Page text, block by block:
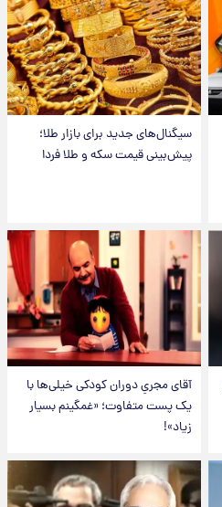
سیگنال‌های جدید برای بازار طلا؛
پیش‌بینی قیمت سکه و طلا فردا
آقای مجریِ دوران کودکی خیلی‌ها با
یک پست متفاوت؛ «غمگینم بسیار
زیاد»!